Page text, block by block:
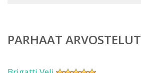
PARHAAT ARVOSTELUT